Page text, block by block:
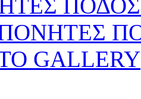
GALLERY